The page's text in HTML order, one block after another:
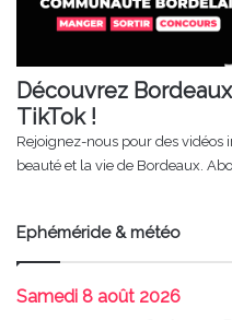
Découvrez
TikTok !
Rejoignez-nous pour des
beauté et la vie de Bordeaux.
Ephéméride & météo
Samedi 8 août 2026